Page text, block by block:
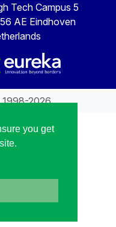
you get
Tech Campus 5
AE Eindhoven
1998-2026